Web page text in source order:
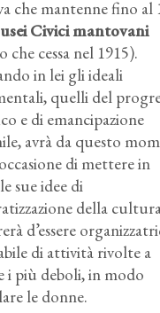
che mantenne fino al
Civici mantovani
che cessa nel 1915).
in lei gli ideali
quelli del
e di emancipazione
avrà da questo
di mettere in
sue idee di
della
d’essere
di attività rivolte a
i più deboli, in modo
le donne.